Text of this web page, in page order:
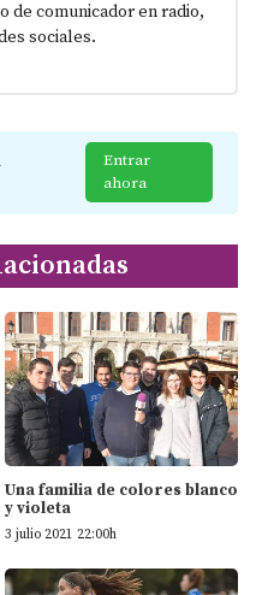
de comunicador en radio,
sociales.
Entrar
ahora
Una familia de colores blanco
y violeta
3 julio 2021 22:00h